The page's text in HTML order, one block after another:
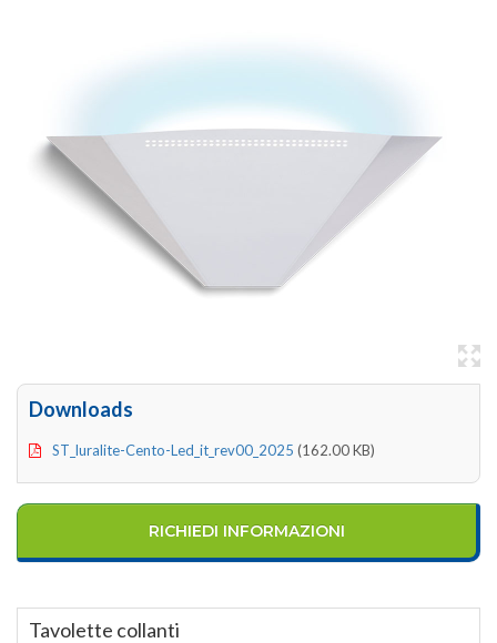
Downloads
ST_luralite-Cento-Led_it_rev00_2025 (162.00 KB)
RICHIEDI INFORMAZIONI
Tavolette collanti